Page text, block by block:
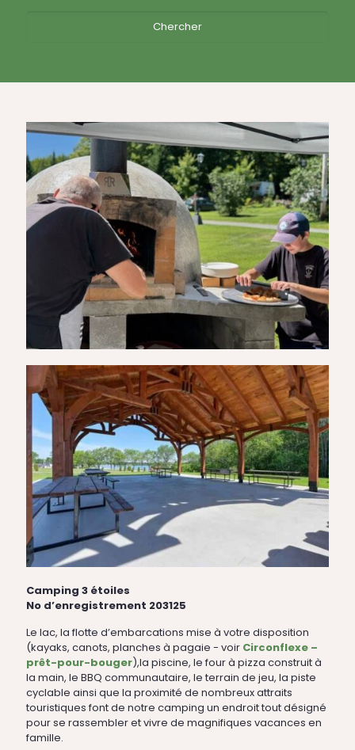
Camping 3 étoiles
No d’enregistrement 203125
Le lac, la flotte d’embarcations mise à votre disposition
(kayaks, canots, planches à pagaie - voir Circonflexe –
prêt-pour-bouger),la piscine, le four à pizza construit à
la main, le BBQ communautaire, le terrain de jeu, la piste
cyclable ainsi que la proximité de nombreux attraits
touristiques font de notre camping un endroit tout désigné
pour se rassembler et vivre de magnifiques vacances en
famille.